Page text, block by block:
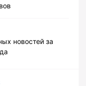
новостей за